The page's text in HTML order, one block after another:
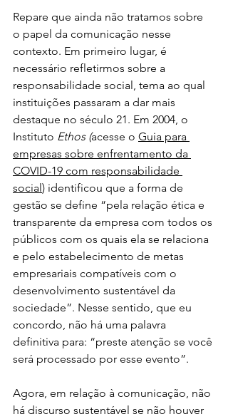
Repare que ainda não tratamos sobre
o papel da comunicação nesse
contexto. Em primeiro lugar, é
necessário refletirmos sobre a
responsabilidade social, tema ao qual
instituições passaram a dar mais
destaque no século 21. Em 2004, o
Instituto Ethos (acesse o Guia para
empresas sobre enfrentamento da
COVID-19 com responsabilidade
social) identificou que a forma de
gestão se define “pela relação ética e
transparente da empresa com todos os
públicos com os quais ela se relaciona
e pelo estabelecimento de metas
empresariais compatíveis com o
desenvolvimento sustentável da
sociedade”. Nesse sentido, que eu
concordo, não há uma palavra
definitiva para: “preste atenção se você
será processado por esse evento”.
Agora, em relação à comunicação, não
há discurso sustentável se não houver